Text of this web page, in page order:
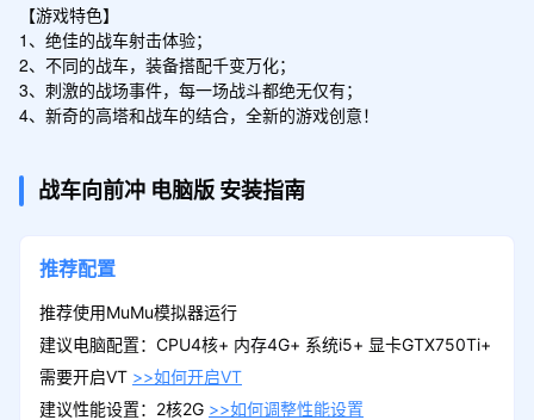
【游戏特色】
1、绝佳的战车射击体验；
2、不同的战车，装备搭配千变万化；
3、刺激的战场事件，每一场战斗都绝无仅有；
4、新奇的高塔和战车的结合，全新的游戏创意！
战车向前冲 电脑版 安装指南
推荐配置
推荐使用MuMu模拟器运行
建议电脑配置：CPU4核+ 内存4G+ 系统i5+ 显卡GTX750Ti+
需要开启VT >>如何开启VT
建议性能设置：2核2G >>如何调整性能设置